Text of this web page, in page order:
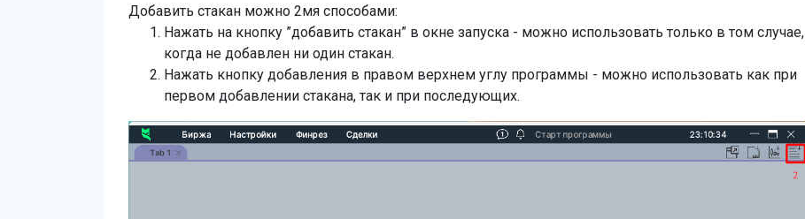
Добавить стакан можно 2мя способами:
Нажать на кнопку ”добавить стакан” в окне запуска - можно использовать только в том случае,
когда не добавлен ни один стакан.
Нажать кнопку добавления в правом верхнем углу программы - можно использовать как при
первом добавлении стакана, так и при последующих.